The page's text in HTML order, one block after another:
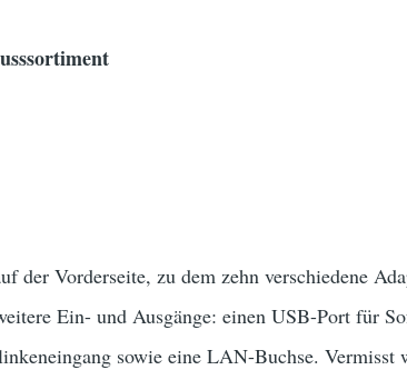
der Vorderseite, zu dem zehn verschiedene
Ein- und Ausgänge: einen USB-Port für
sowie eine LAN-Buchse.